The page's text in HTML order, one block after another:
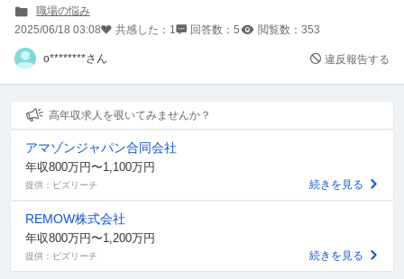
はっきり言って1ヵ月で全てを覚えるのは私には不可能と
感じています。
仕事内容はゆっくり覚えていけば良いと言われていたので
こんなにすぐに辞めてしまうとは思わず、安心してしまっ
ていました。
またその方は20年近く、1人で事務全般、電話対応また雑
用等全てをやっていたようで、いなくなった後わからない
ところを聞ける人もいません。
やれるだけ頑張ってそれでもダメなら辞めさせてもらおう
という気持ちで、必死にメモを取り、家でもマニュアルを
職場の悩み
2025/06/18 03:08
共感した： 1 回答数： 5 閲覧数： 353
o********さん 違反報告する
高年収求人を覗いてみませんか？
アマゾンジャパン合同会社
年収800万円〜1,100万円
提供：ビズリーチ 続きを見る
REMOW株式会社
年収800万円〜1,200万円
提供：ビズリーチ 続きを見る